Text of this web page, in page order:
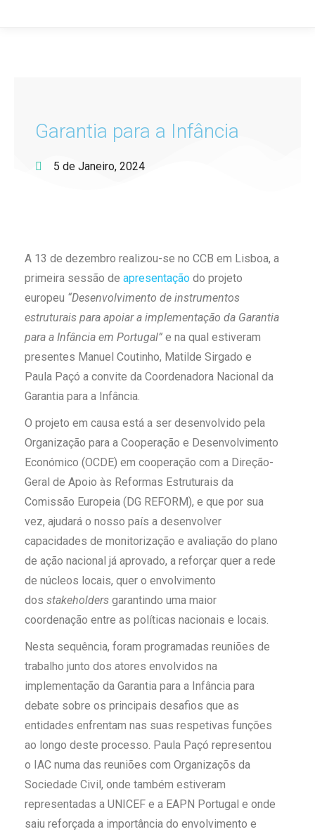
Garantia para a Infância
5 de Janeiro, 2024
A 13 de dezembro realizou-se no CCB em Lisboa, a
primeira sessão de apresentação do projeto
europeu “Desenvolvimento de instrumentos
estruturais para apoiar a implementação da Garantia
para a Infância em Portugal” e na qual estiveram
presentes Manuel Coutinho, Matilde Sirgado e
Paula Paçó a convite da Coordenadora Nacional da
Garantia para a Infância.
O projeto em causa está a ser desenvolvido pela
Organização para a Cooperação e Desenvolvimento
Económico (OCDE) em cooperação com a Direção-
Geral de Apoio às Reformas Estruturais da
Comissão Europeia (DG REFORM), e que por sua
vez, ajudará o nosso país a desenvolver
capacidades de monitorização e avaliação do plano
de ação nacional já aprovado, a reforçar quer a rede
de núcleos locais, quer o envolvimento
dos stakeholders garantindo uma maior
coordenação entre as políticas nacionais e locais.
Nesta sequência, foram programadas reuniões de
trabalho junto dos atores envolvidos na
implementação da Garantia para a Infância para
debate sobre os principais desafios que as
entidades enfrentam nas suas respetivas funções
ao longo deste processo. Paula Paçó representou
o IAC numa das reuniões com Organizaçõs da
Sociedade Civil, onde também estiveram
representadas a UNICEF e a EAPN Portugal e onde
saiu reforçada a importância do envolvimento e